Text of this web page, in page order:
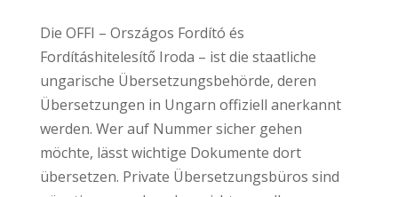
Die OFFI – Országos Fordító és
Fordításhitelesítő Iroda – ist die staatliche
ungarische Übersetzungsbehörde, deren
Übersetzungen in Ungarn offiziell anerkannt
werden. Wer auf Nummer sicher gehen
möchte, lässt wichtige Dokumente dort
übersetzen. Private Übersetzungsbüros sind